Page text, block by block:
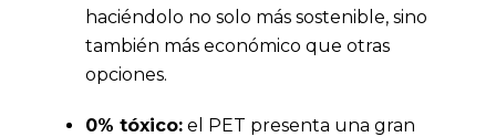
haciéndolo no solo más sostenible, sino
también más económico que otras
opciones.
0% tóxico: el PET presenta una gran